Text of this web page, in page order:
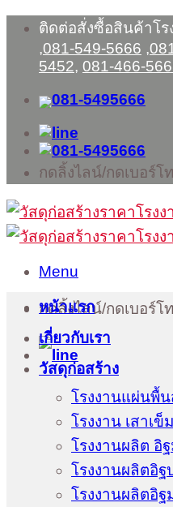
Skip
content
ติดต่อสั่งซื้อสินค้าโร
,081-549-5666 ,
5452, 081-466-
กดลิ้งไลน์/กดเบอร์โ
Menu
กดลิ้งไลน์/กดเบอร์โ
หน้าแรก
เกี่ยวกับเรา
วัสดุก่อสร้าง
โรงงานแผ่นพื้น
โรงงาน เสาเ
โรงงานผลิต อิ
โรงงานผลิตอิฐ
โรงงานผลิตอิฐ